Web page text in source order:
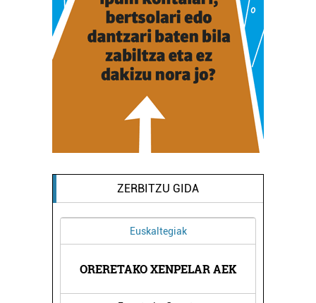
ZERBITZU GIDA
Euskaltegiak
ORERETAKO XENPELAR AEK